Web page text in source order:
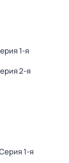
1-я
2-я
1-я